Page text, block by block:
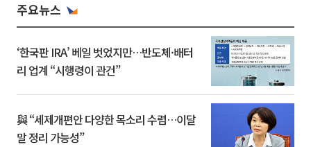
주요뉴스
‘한국판 IRA’ 베일 벗었지만…반도체·배터
리 업계 “시행령이 관건”
與 “세제개편안 다양한 목소리 수렴…이달
말 정리 가능성”